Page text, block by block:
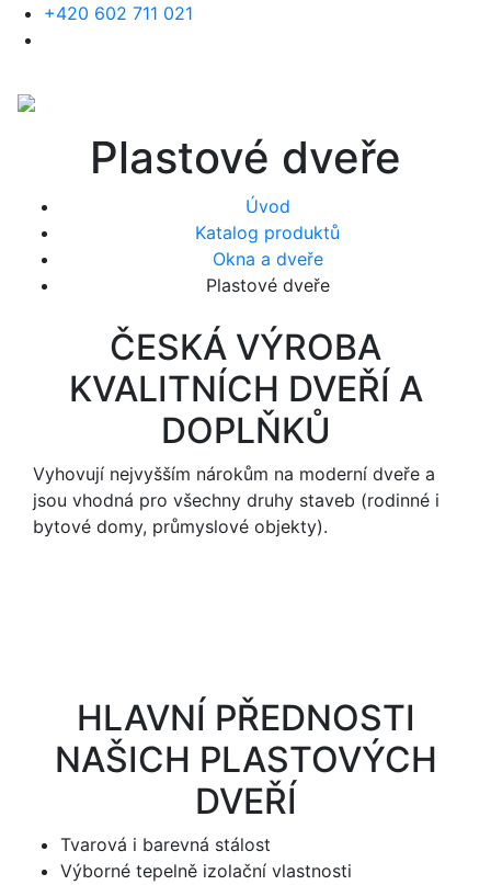
+420 602 711 021
Plastové dveře
Úvod
Katalog produktů
Okna a dveře
Plastové dveře
ČESKÁ VÝROBA
KVALITNÍCH DVEŘÍ A
DOPLŇKŮ
Vyhovují nejvyšším nárokům na moderní dveře a
jsou vhodná pro všechny druhy staveb (rodinné i
bytové domy, průmyslové objekty).
HLAVNÍ PŘEDNOSTI
NAŠICH PLASTOVÝCH
DVEŘÍ
Tvarová i barevná stálost
Výborné tepelně izolační vlastnosti
názory klientů
Pomoc s výběrem pergoly. Velmi
profesionální, ale zároveň lidský
práce!